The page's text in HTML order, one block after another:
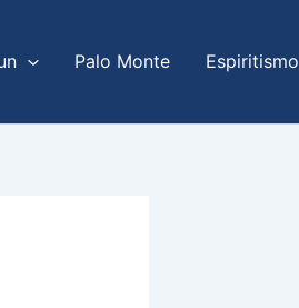
Palo Monte Espiritismo